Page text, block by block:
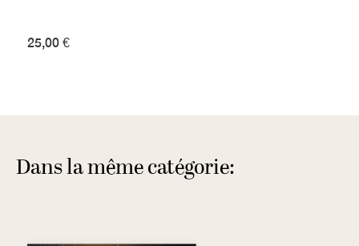
25,00 €
Dans la même catégorie: